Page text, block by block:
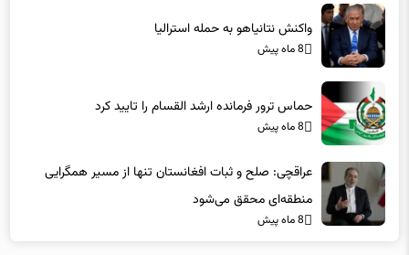
8 ماه پیش
منطقه‌ای محقق می‌شود
8 ماه پیش